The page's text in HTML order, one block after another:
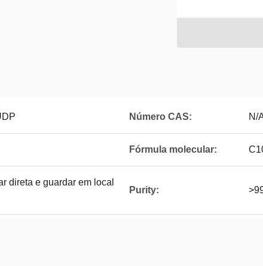
Número CAS: N/
Fórmula molecular:
direta e guardar em local
Purity: